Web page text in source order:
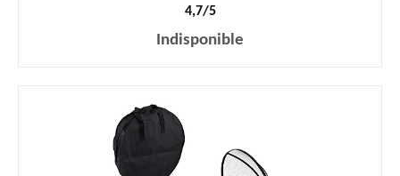
4,7/5
Indisponible